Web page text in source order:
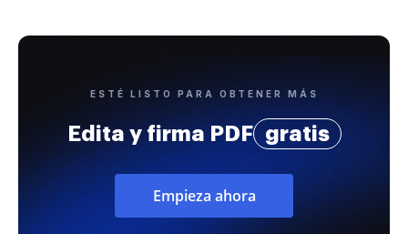
ESTÉ LISTO PARA OBTENER MÁS
Edita y firma PDF gratis
Empieza ahora